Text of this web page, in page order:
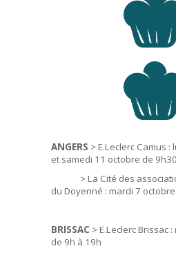
ANGERS > E.Leclerc Camus
et samedi 11 octobre de
> La Cité des
du Doyenné : mardi 7
BRISSAC > E.Leclerc Brissac
de 9h à 19h